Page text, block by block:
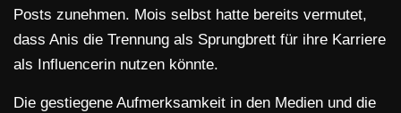
Posts zunehmen. Mois selbst hatte bereits vermutet,
dass Anis die Trennung als Sprungbrett für ihre Karriere
als Influencerin nutzen könnte.
Die gestiegene Aufmerksamkeit in den Medien und die